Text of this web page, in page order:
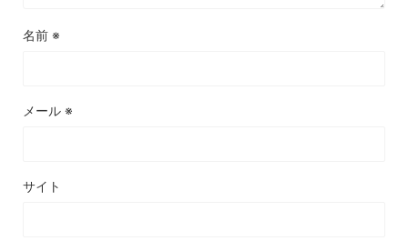
名前 ※
メール ※
サイト